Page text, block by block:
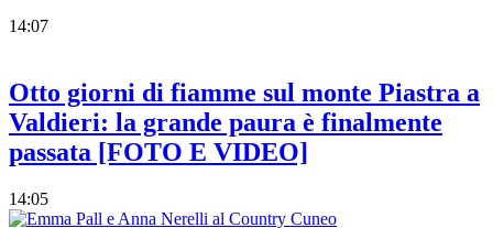
14:07
Otto giorni di fiamme sul monte Piastra a
Valdieri: la grande paura è finalmente
passata [FOTO E VIDEO]
14:05